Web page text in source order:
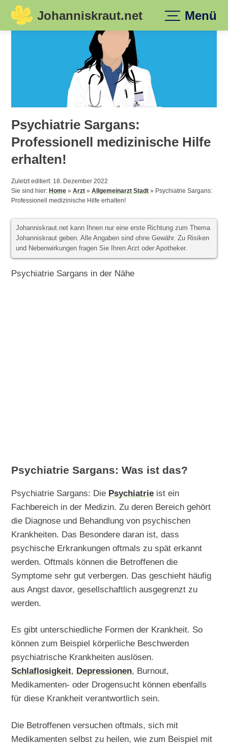
Skip
Johanniskraut.net Menü
Psychiatrie Sargans:
Professionell medizinische Hilfe
erhalten!
Zuletzt editiert: 18. Dezember 2022
Sie sind hier:Home »Arzt »Allgemeinarzt Stadt » Psychiatrie Sargans:
Professionell medizinische Hilfe erhalten!
Johanniskraut.net kann Ihnen nur eine erste Richtung zum Thema
Johanniskraut geben. Alle Angaben sind ohne Gewähr. Zu Risiken
und Nebenwirkungen fragen Sie Ihren Arzt oder Apotheker.
Psychiatrie Sargans in der Nähe
Psychiatrie Sargans: Was ist das?
Psychiatrie Sargans: Die Psychiatrie ist ein
Fachbereich in der Medizin. Zu deren Bereich gehört
die Diagnose und Behandlung von psychischen
Krankheiten. Das Besondere daran ist, dass
psychische Erkrankungen oftmals zu spät erkannt
werden. Oftmals können die Betroffenen die
Symptome sehr gut verbergen. Das geschieht häufig
aus Angst davor, gesellschaftlich ausgegrenzt zu
werden.
Es gibt unterschiedliche Formen der Krankheit. So
können zum Beispiel körperliche Beschwerden
psychiatrische Krankheiten auslösen.
Schlaflosigkeit, Depressionen, Burnout,
Medikamenten- oder Drogensucht können ebenfalls
für diese Krankheit verantwortlich sein.
Die Betroffenen versuchen oftmals, sich mit
Medikamenten selbst zu heilen, wie zum Beispiel mit